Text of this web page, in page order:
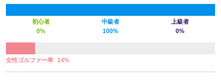
初心者 中級者
上級者
0%
100% 0%
女性ゴルファー率 14%